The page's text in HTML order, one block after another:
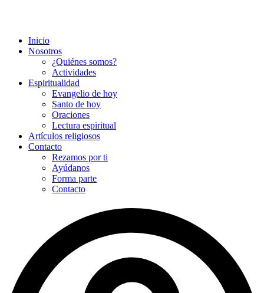
Inicio
Nosotros
¿Quiénes somos?
Actividades
Espiritualidad
Evangelio de hoy
Santo de hoy
Oraciones
Lectura espiritual
Artículos religiosos
Contacto
Rezamos por ti
Ayúdanos
Forma parte
Contacto